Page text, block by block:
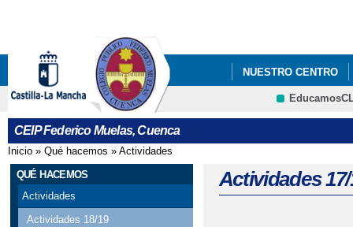
NUESTRO CENTRO
CEIP Federico Muelas, Cuenca
Se encuentra usted aquí
Inicio » Qué hacemos » Actividades
QUÉ HACEMOS
Actividades
Actividades 18/19
Actividades